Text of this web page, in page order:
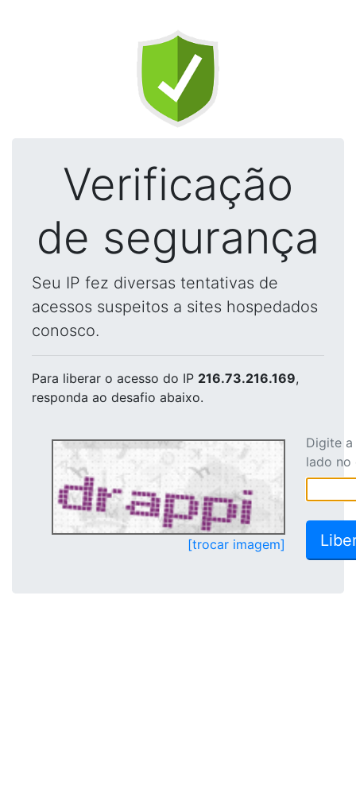
Verificação
de segurança
Seu IP fez diversas tentativas de
acessos suspeitos a sites hospedados
conosco.
Para liberar o acesso do IP 216.73.216.169,
responda ao desafio abaixo.
[trocar imagem]
Digite
lado no